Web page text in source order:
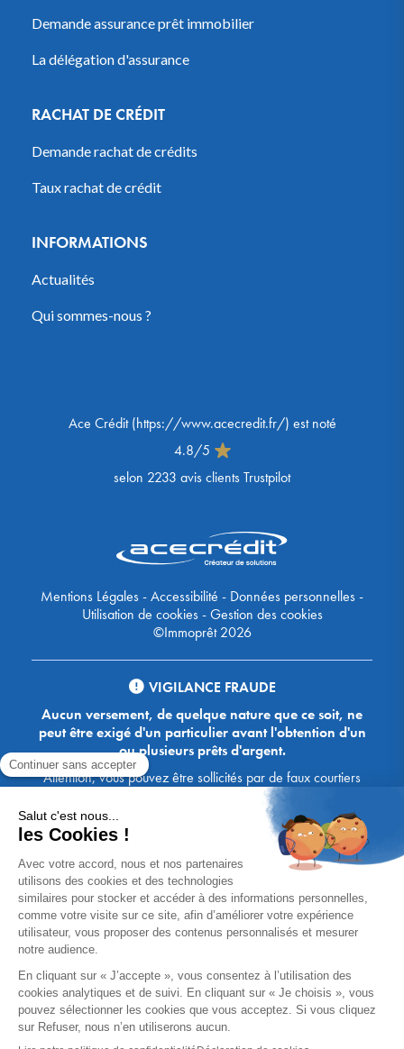
Demande assurance prêt immobilier
La délégation d'assurance
RACHAT DE CRÉDIT
Demande rachat de crédits
Taux rachat de crédit
INFORMATIONS
Actualités
Qui sommes-nous ?
Ace Crédit(https://www.acecredit.fr/) est noté
4.8/5
selon 2233 avis clients Trustpilot
Mentions Légales-Accessibilité - Données personnelles-
Utilisation de cookies-Gestion des cookies
©Immoprêt 2026
VIGILANCE FRAUDE
Aucun versement, de quelque nature que ce soit, ne
peut être exigé d'un particulier avant l'obtention d'un
ou plusieurs prêts d'argent.
Attention, vous pouvez être sollicités par de faux courtiers
Ace Crédit / Immoprêt, qui vous proposent de bénéficier de
crédits, en vous demandant de transmettre des documents,
des fonds, des coordonnées bancaires, etc. Soyez vigilants :
Immoprêt ne demande jamais à ses clients de virer sur ses
comptes des sommes prêtées par les banques, à l'exception
des honoraires des agences. Les courtiers Ace Crédit /
Immoprêt vous écrivent toujours d'une adresse mail
xxxx@acecredit.fr ou xxxx@immopret.fr.
* Taux fixe national hors assurance, pouvant varier selon votre région et
dossier. Exemple représentatif pour un montant emprunté de 200 000 €.
Taux débiteur fixe de 2.85 % et TAEG fixe (hors frais) de 3.21 % (taux
assurance emprunteur de 0,36%) sur 15 ans. 180 mensualités de
1 426,78 € (dont 60,00 € d'assurance). Coût total du crédit (hors frais) :
56 820,53 €. Montant total dû (hors frais) : 256 820,53 €.